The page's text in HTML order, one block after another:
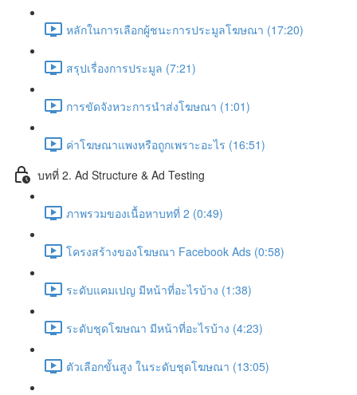
หลักในการเลือกผู้ชนะการประมูลโฆษณา (17:20)
สรุปเรื่องการประมูล (7:21)
การขัดจังหวะการนำส่งโฆษณา (1:01)
ค่าโฆษณาแพงหรือถูกเพราะอะไร (16:51)
บทที่ 2. Ad Structure & Ad Testing
ภาพรวมของเนื้อหาบทที่ 2 (0:49)
โครงสร้างของโฆษณา Facebook Ads (0:58)
ระดับแคมเปญ มีหน้าที่อะไรบ้าง (1:38)
ระดับชุดโฆษณา มีหน้าที่อะไรบ้าง (4:23)
ตัวเลือกขั้นสูง ในระดับชุดโฆษณา (13:05)